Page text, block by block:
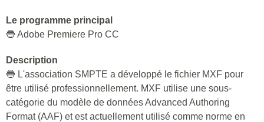
Le programme principal
🔵 Adobe Premiere Pro CC
Description
🔵 L'association SMPTE a développé le fichier MXF pour
être utilisé professionnellement. MXF utilise une sous-
catégorie du modèle de données Advanced Authoring
Format (AAF) et est actuellement utilisé comme norme en